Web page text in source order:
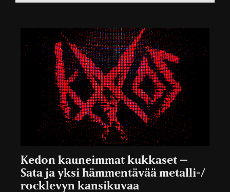
Kedon kauneimmat kukkaset –
Sata ja yksi hämmentävää metalli-/
rocklevyn kansikuvaa